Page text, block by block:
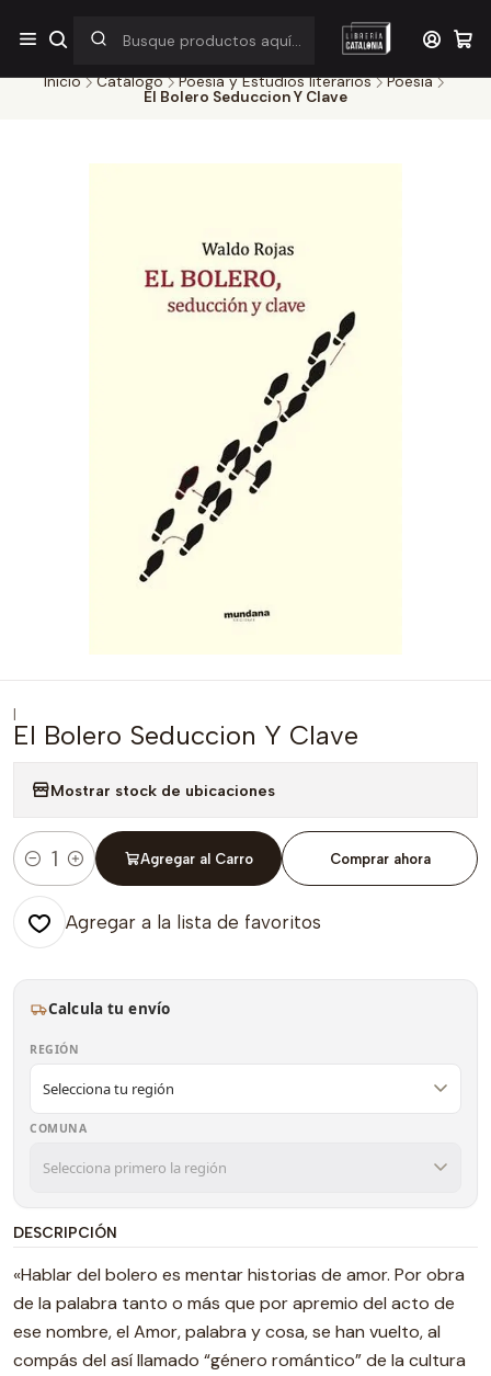
¡Por pocos días! Despacho a $1.000 en RM por compras sobre
$38.000
Inicio Catálogo Poesía y Estudios literarios
Poesia
El Bolero Seduccion Y Clave
|
El Bolero Seduccion Y Clave
Mostrar stock de ubicaciones
Cantidad
Agregar al Carro Comprar ahora
Agregar a la lista de favoritos
Calcula tu envío
REGIÓN
COMUNA
DESCRIPCIÓN
«Hablar del bolero es mentar historias de amor. Por obra
de la palabra tanto o más que por apremio del acto de
ese nombre, el Amor, palabra y cosa, se han vuelto, al
compás del así llamado “género romántico” de la cultura